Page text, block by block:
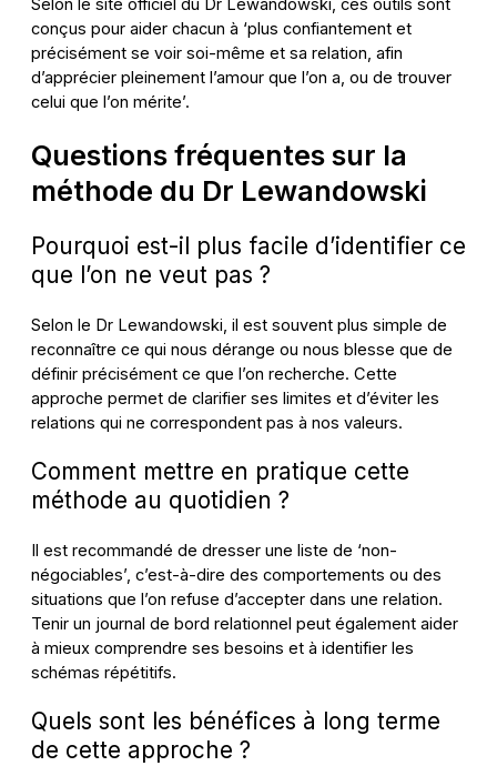
Selon le site officiel du Dr Lewandowski, ces outils sont
conçus pour aider chacun à ‘plus confiantement et
précisément se voir soi-même et sa relation, afin
d’apprécier pleinement l’amour que l’on a, ou de trouver
celui que l’on mérite’.
Questions fréquentes sur la
méthode du Dr Lewandowski
Pourquoi est-il plus facile d’identifier ce
que l’on ne veut pas ?
Selon le Dr Lewandowski, il est souvent plus simple de
reconnaître ce qui nous dérange ou nous blesse que de
définir précisément ce que l’on recherche. Cette
approche permet de clarifier ses limites et d’éviter les
relations qui ne correspondent pas à nos valeurs.
Comment mettre en pratique cette
méthode au quotidien ?
Il est recommandé de dresser une liste de ‘non-
négociables’, c’est-à-dire des comportements ou des
situations que l’on refuse d’accepter dans une relation.
Tenir un journal de bord relationnel peut également aider
à mieux comprendre ses besoins et à identifier les
schémas répétitifs.
Quels sont les bénéfices à long terme
de cette approche ?